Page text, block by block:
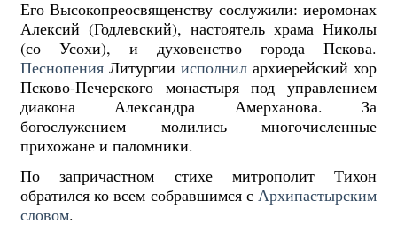
Его Высокопреосвященству сослужили: иеромонах
Алексий (Годлевский), настоятель храма Николы
(со Усохи), и духовенство города Пскова.
ПеснопенияЛитургии исполнил архиерейский хор
Псково-Печерского монастыря под управлением
диакона Александра Амерханова. За
богослужением молились многочисленные
прихожане и паломники.
По запричастном стихе митрополит Тихон
обратился ко всем собравшимся с Архипастырским
словом.